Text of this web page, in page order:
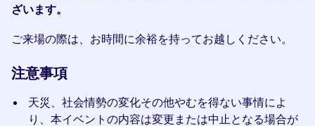
ざいます。
ご来場の際は、お時間に余裕を持ってお越しください。
注意事項
天災、社会情勢の変化その他やむを得ない事情によ
り、本イベントの内容は変更または中止となる場合が